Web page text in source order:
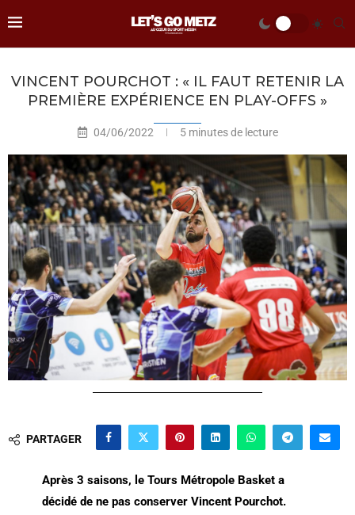
VINCENT POURCHOT : « IL FAUT RETENIR LA
PREMIÈRE EXPÉRIENCE EN PLAY-OFFS »
04/06/2022 5 minutes de lecture
PARTAGER
Après 3 saisons, le Tours Métropole Basket a
décidé de ne pas conserver Vincent Pourchot.